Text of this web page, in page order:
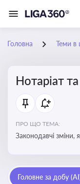
Головна Теми в
Нотаріат та
ПРО ЩО ТЕМА:
Законодавчі зміни,
Головне за добу